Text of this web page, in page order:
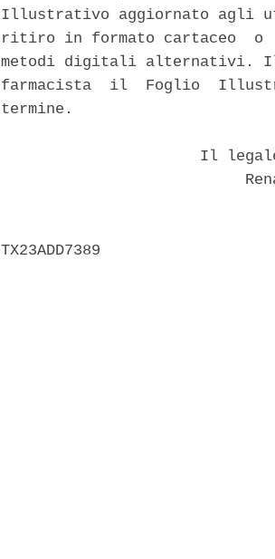
Illustrativo aggiornato agli
ritiro in formato cartaceo
metodi digitali alternativi.
farmacista  il  Foglio
termine.
Il